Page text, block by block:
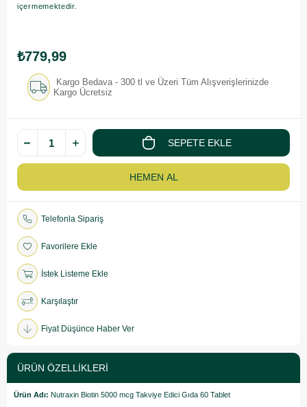
içermemektedir.
₺779,99
Kargo Bedava - 300 tl ve Üzeri Tüm Alışverişlerinizde
Kargo Ücretsiz
Telefonla Sipariş
Favorilere Ekle
İstek Listeme Ekle
Karşılaştır
Fiyat Düşünce Haber Ver
ÜRÜN ÖZELLIKLERI
Ürün Adı: Nutraxin Biotin 5000 mcg Takviye Edici Gıda 60 Tablet